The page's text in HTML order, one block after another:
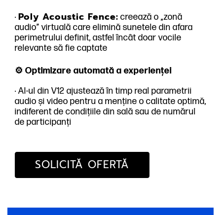
· Poly Acoustic Fence: creează o „zonă
audio” virtuală care elimină sunetele din afara
perimetrului definit, astfel încât doar vocile
relevante să fie captate
⚙️ Optimizare automată a experienței
· AI-ul din V12 ajustează în timp real parametrii
audio și video pentru a menține o calitate optimă,
indiferent de condițiile din sală sau de numărul
de participanți
SOLICITĂ OFERTĂ